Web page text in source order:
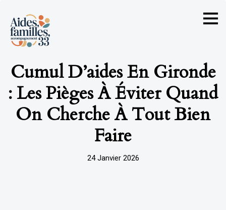
Cumul D’aides En Gironde
: Les Pièges À Éviter Quand
On Cherche À Tout Bien
Faire
24 Janvier 2026